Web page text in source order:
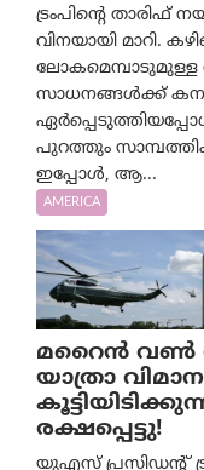
ട്രംപിന്റെ താരിഫ്
വിനയായി മാറി.
ലോകമെമ്പാടുമുള്ള
സാധനങ്ങൾക്ക്
പുറത്തും
ഇപ്പോൾ, ആ...
AMERICA
മറൈന്‍ വണ്‍
യാത്രാ
രക്ഷപ്പെട്ടു!
യുഎസ് പ്രസിഡന്റ്